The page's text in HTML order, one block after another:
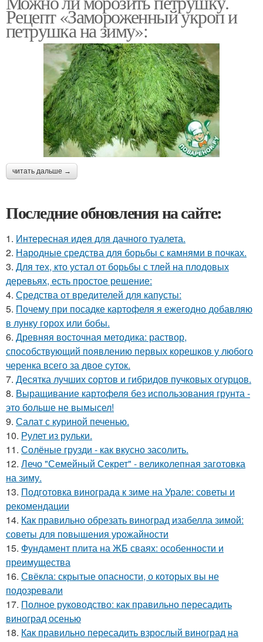
Рецепт «Замороженный укроп и
петрушка на зиму»:
читать дальше →
Последние обновления на сайте:
1. Интересная идея для дачного туалета.
2. Народные средства для борьбы с камнями в почках.
3. Для тех, кто устал от борьбы с тлей на плодовых
деревьях, есть простое решение:
4. Средства от вредителей для капусты:
5. Почему при посадке картофеля я ежегодно добавляю
в лунку горох или бобы.
6. Древняя восточная методика: раствор,
способствующий появлению первых корешков у любого
черенка всего за двое суток.
7. Десятка лучших сортов и гибридов пучковых огурцов.
8. Выращивание картофеля без использования грунта -
это больше не вымысел!
9. Салат с куриной печенью.
10. Рулет из рульки.
11. Солёные грузди - как вкусно засолить.
12. Лечо "Семейный Секрет" - великолепная заготовка
на зиму.
13. Подготовка винограда к зиме на Урале: советы и
рекомендации
14. Как правильно обрезать виноград изабелла зимой:
советы для повышения урожайности
15. Фундамент плита на ЖБ сваях: особенности и
преимущества
16. Свёкла: скрытые опасности, о которых вы не
подозревали
17. Полное руководство: как правильно пересадить
виноград осенью
18. Как правильно пересадить взрослый виноград на